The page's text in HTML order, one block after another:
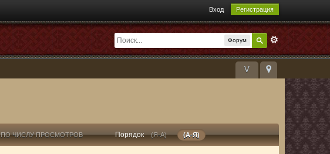
Вход Регистрация
Форум
V
ПО ЧИСЛУ ПРОСМОТРОВ Порядок (Я-А) (А-Я)